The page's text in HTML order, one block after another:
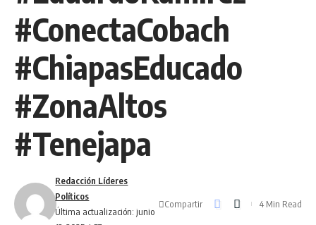
#ConectaCobach
#ChiapasEducado
#ZonaAltos
#Tenejapa
Última actualización: junio
Redacción Líderes
Políticos
Compartir 4 Min Read